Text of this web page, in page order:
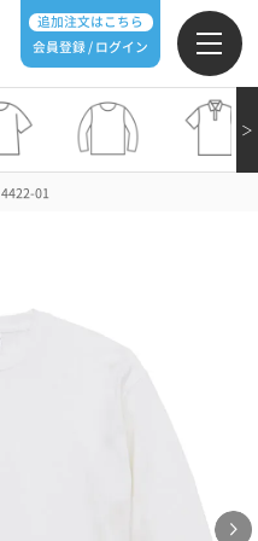
追加注文はこちら
会員登録 / ログイン
＞
4422-01